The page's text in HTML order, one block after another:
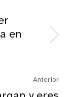
en
Anterior